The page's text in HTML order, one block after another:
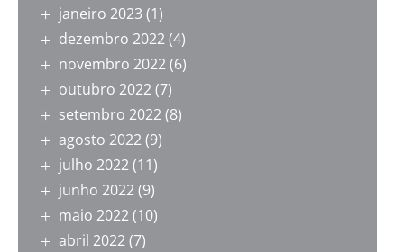
janeiro 2023 (1)
dezembro 2022(4)
novembro 2022(6)
outubro 2022(7)
setembro 2022(8)
agosto 2022(9)
julho 2022(11)
junho 2022(9)
maio 2022(10)
abril 2022(7)